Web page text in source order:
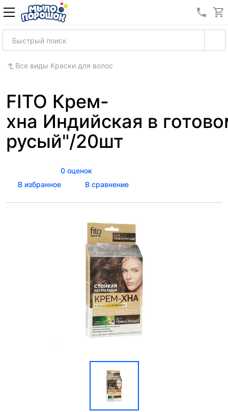
8
Все виды Краски для волос
FITO Крем-
хна Индийская в
русый"/20шт
0 оценок
В избранное
В сравнение